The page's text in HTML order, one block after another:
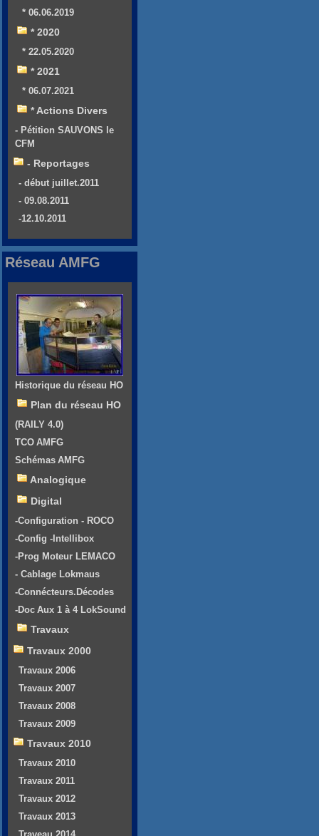
* 06.06.2019
* 2020
* 22.05.2020
* 2021
* 06.07.2021
* Actions Divers
- Pétition SAUVONS le
CFM
- Reportages
- début juillet.2011
- 09.08.2011
-12.10.2011
Réseau AMFG
Historique du réseau HO
Plan du réseau HO
(RAILY 4.0)
TCO AMFG
Schémas AMFG
Analogique
Digital
-Configuration - ROCO
-Config -Intellibox
-Prog Moteur LEMACO
- Cablage Lokmaus
-Connécteurs.Décodes
-Doc Aux 1 à 4 LokSound
Travaux
Travaux 2000
Travaux 2006
Travaux 2007
Travaux 2008
Travaux 2009
Travaux 2010
Travaux 2010
Travaux 2011
Travaux 2012
Travaux 2013